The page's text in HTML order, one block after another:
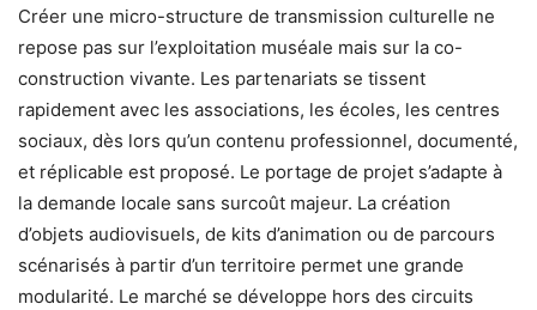
Créer une micro-structure de transmission culturelle ne
repose pas sur l’exploitation muséale mais sur la co-
construction vivante. Les partenariats se tissent
rapidement avec les associations, les écoles, les centres
sociaux, dès lors qu’un contenu professionnel, documenté,
et réplicable est proposé. Le portage de projet s’adapte à
la demande locale sans surcoût majeur. La création
d’objets audiovisuels, de kits d’animation ou de parcours
scénarisés à partir d’un territoire permet une grande
modularité. Le marché se développe hors des circuits